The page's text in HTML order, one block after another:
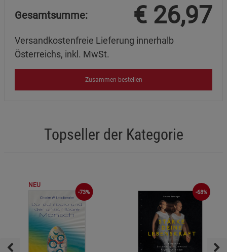
Gesamtsumme: € 26,97
Versandkostenfreie Lieferung innerhalb
Österreichs, inkl. MwSt.
Zusammen bestellen
Topseller der Kategorie
NEU
-73% -68%